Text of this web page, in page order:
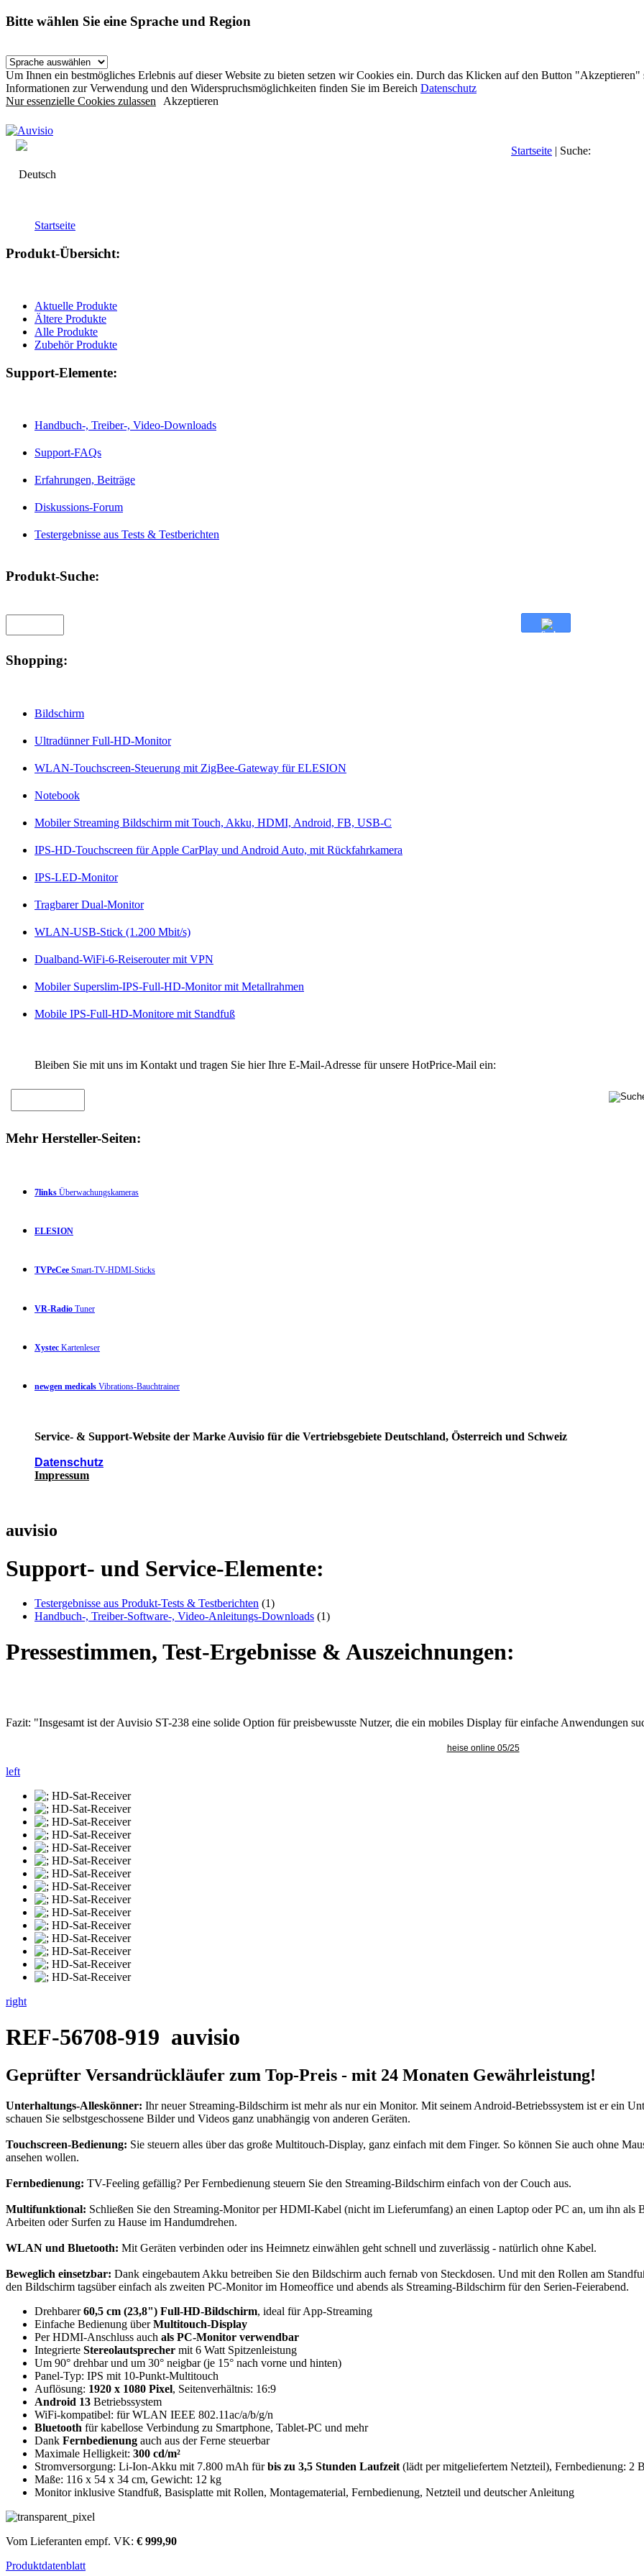
Bitte wählen Sie eine Sprache und Region
Um Ihnen ein bestmögliches Erlebnis auf dieser Website zu bieten setzen wir Cookies ein. Durch das Klicken auf den Button
Informationen zur Verwendung und den Widerspruchsmöglichkeiten finden Sie im Bereich Datenschutz
Nur essenzielle Cookies zulassen Akzeptieren
Deutsch
Startseite | Suche:
Startseite
Produkt-Übersicht:
Aktuelle Produkte
Ältere Produkte
Alle Produkte
Zubehör Produkte
Support-Elemente:
Handbuch-, Treiber-, Video-Downloads
Support-FAQs
Erfahrungen, Beiträge
Diskussions-Forum
Testergebnisse aus Tests & Testberichten
Produkt-Suche:
Shopping:
Bildschirm
Ultradünner Full-HD-Monitor
WLAN-Touchscreen-Steuerung mit ZigBee-Gateway für ELESION
Notebook
Mobiler Streaming Bildschirm mit Touch, Akku, HDMI, Android, FB, USB-C
IPS-HD-Touchscreen für Apple CarPlay und Android Auto, mit Rückfahrkamera
IPS-LED-Monitor
Tragbarer Dual-Monitor
WLAN-USB-Stick (1.200 Mbit/s)
Dualband-WiFi-6-Reiserouter mit VPN
Mobiler Superslim-IPS-Full-HD-Monitor mit Metallrahmen
Mobile IPS-Full-HD-Monitore mit Standfuß
Bleiben Sie mit uns im Kontakt und tragen Sie hier Ihre E-Mail-Adresse für unsere HotPrice-Mail ein:
Mehr Hersteller-Seiten:
7links Überwachungskameras
ELESION
TVPeCee Smart-TV-HDMI-Sticks
VR-Radio Tuner
Xystec Kartenleser
newgen medicals Vibrations-Bauchtrainer
Service- & Support-Website der Marke Auvisio für die Vertriebsgebiete Deutschland, Österreich und Schweiz
Datenschutz
Impressum
auvisio
Support- und Service-Elemente:
Testergebnisse aus Produkt-Tests & Testberichten (1)
Handbuch-, Treiber-Software-, Video-Anleitungs-Downloads (1)
Pressestimmen, Test-Ergebnisse & Auszeichnungen:
Fazit: "Insgesamt ist der Auvisio ST-238 eine solide Option für preisbewusste Nutzer, die ein mobiles Display für einfache Anwendungen
heise online 05/25
left
right
REF-56708-919 auvisio
Geprüfter Versandrückläufer zum Top-Preis - mit 24 Monaten Gewährleistung!
Unterhaltungs-Alleskönner: Ihr neuer Streaming-Bildschirm ist mehr als nur ein Monitor. Mit seinem Android-Betriebssystem ist er ein
schauen Sie selbstgeschossene Bilder und Videos ganz unabhängig von anderen Geräten.
Touchscreen-Bedienung: Sie steuern alles über das große Multitouch-Display, ganz einfach mit dem Finger. So können Sie auch ohne
ansehen wollen.
Fernbedienung: TV-Feeling gefällig? Per Fernbedienung steuern Sie den Streaming-Bildschirm einfach von der Couch aus.
Multifunktional: Schließen Sie den Streaming-Monitor per HDMI-Kabel (nicht im Lieferumfang) an einen Laptop oder PC an, um ihn als
Arbeiten oder Surfen zu Hause im Handumdrehen.
WLAN und Bluetooth: Mit Geräten verbinden oder ins Heimnetz einwählen geht schnell und zuverlässig - natürlich ohne Kabel.
Beweglich einsetzbar: Dank eingebautem Akku betreiben Sie den Bildschirm auch fernab von Steckdosen. Und mit den Rollen am
den Bildschirm tagsüber einfach als zweiten PC-Monitor im Homeoffice und abends als Streaming-Bildschirm für den Serien-Feierabend.
Drehbarer60,5 cm (23,8") Full-HD-Bildschirm, ideal für App-Streaming
Einfache Bedienung überMultitouch-Display
Per HDMI-Anschluss auch als PC-Monitor verwendbar
Integrierte Stereolautsprecher mit 6 Watt Spitzenleistung
Um 90° drehbar und um 30° neigbar (je 15° nach vorne und hinten)
Panel-Typ: IPS mit 10-Punkt-Multitouch
Auflösung: 1920 x 1080 Pixel, Seitenverhältnis: 16:9
Android 13 Betriebssystem
WiFi-kompatibel: für WLAN IEEE 802.11ac/a/b/g/n
Bluetooth für kabellose Verbindung zu Smartphone, Tablet-PC und mehr
Dank Fernbedienung auch aus der Ferne steuerbar
Maximale Helligkeit: 300 cd/m²
Stromversorgung: Li-Ion-Akku mit 7.800 mAh fürbis zu 3,5 Stunden Laufzeit (lädt per mitgeliefertem Netzteil), Fernbedienung:
Maße: 116 x 54 x 34 cm, Gewicht: 12 kg
Monitor inklusive Standfuß, Basisplatte mit Rollen, Montagematerial, Fernbedienung, Netzteil und deutscher Anleitung
Vom Lieferanten empf. VK: € 999,90
Produktdatenblatt